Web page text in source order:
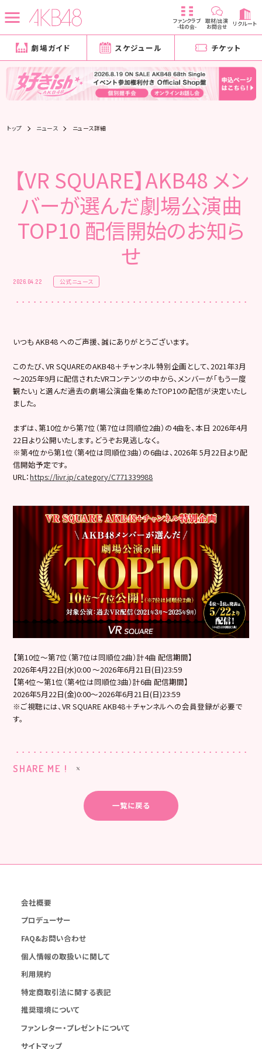
ファンクラブ
-柱の会-
取材/出演
お問合せ リクルート
劇場ガイド スケジュール チケット
トップ ニュース ニュース詳細
【VR SQUARE】AKB48 メン
バーが選んだ劇場公演曲
TOP10 配信開始のお知ら
せ
2026.04.22 公式ニュース
いつも AKB48 へのご声援、誠にありがとうございます。
このたび、VR SQUAREのAKB48＋チャンネル特別企画として、2021年3月
～2025年9月に配信されたVRコンテンツの中から、メンバーが「もう一度
観たい」と選んだ過去の劇場公演曲を集めたTOP10の配信が決定いたし
ました。
まずは、第10位から第7位（第7位は同順位2曲）の4曲を、本日 2026年4月
22日より公開いたします。どうぞお見逃しなく。
※第4位から第1位（第4位は同順位3曲）の6曲は、2026年 5月22日より配
信開始予定です。
URL：https://livr.jp/category/C771339988
【第10位～第7位（第7位は同順位2曲）計4曲 配信期間】
2026年4月22日(水)0:00 ～2026年6月21日(日)23:59
【第4位～第1位（第4位は同順位3曲）計6曲 配信期間】
2026年5月22日(金)0:00～2026年6月21日(日)23:59
※ご視聴には、VR SQUARE AKB48＋チャンネルへの会員登録が必要で
す。
SHARE ME !
一覧に戻る
会社概要
プロデューサー
FAQ&お問い合わせ
個人情報の取扱いに関して
利用規約
特定商取引法に関する表記
推奨環境について
ファンレター・プレゼントについて
サイトマップ